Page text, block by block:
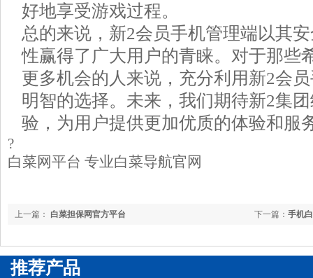
好地享受游戏过程。
总的来说，新2会员手机管理端以其
性赢得了广大用户的青睐。对于那些
更多机会的人来说，充分利用新2会
明智的选择。未来，我们期待新2集
验，为用户提供更加优质的体验和服
?
白菜网平台 专业白菜导航官网
下一篇： 手机
上一篇： 白菜担保网官方平台
推荐产品